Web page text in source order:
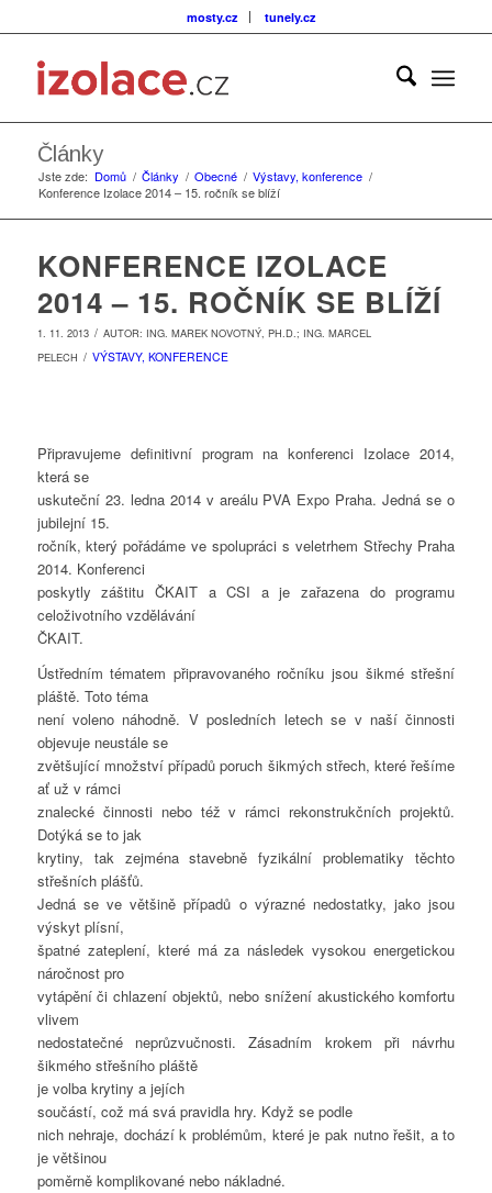
mosty.cz tunely.cz
Články
Jste zde: Domů / Články / Obecné / Výstavy, konference /
Konference Izolace 2014 – 15. ročník se blíží
KONFERENCE IZOLACE
2014 – 15. ROČNÍK SE BLÍŽÍ
1. 11. 2013 / AUTOR: ING. MAREK NOVOTNÝ, PH.D.; ING. MARCEL
PELECH / VÝSTAVY, KONFERENCE
Připravujeme definitivní program na konferenci Izolace 2014,
která se
uskuteční 23. ledna 2014 v areálu PVA Expo Praha. Jedná se o
jubilejní 15.
ročník, který pořádáme ve spolupráci s veletrhem Střechy Praha
2014. Konferenci
poskytly záštitu ČKAIT a CSI a je zařazena do programu
celoživotního vzdělávání
ČKAIT.
Ústředním tématem připravovaného ročníku jsou šikmé střešní
pláště. Toto téma
není voleno náhodně. V posledních letech se v naší činnosti
objevuje neustále se
zvětšující množství případů poruch šikmých střech, které řešíme
ať už v rámci
znalecké činnosti nebo též v rámci rekonstrukčních projektů.
Dotýká se to jak
krytiny, tak zejména stavebně fyzikální problematiky těchto
střešních plášťů.
Jedná se ve většině případů o výrazné nedostatky, jako jsou
výskyt plísní,
špatné zateplení, které má za následek vysokou energetickou
náročnost pro
vytápění či chlazení objektů, nebo snížení akustického komfortu
vlivem
nedostatečné neprůzvučnosti. Zásadním krokem při návrhu
šikmého střešního pláště
je volba krytiny a jejích
součástí, což má svá pravidla hry. Když se podle
nich nehraje, dochází k problémům, které je pak nutno řešit, a to
je většinou
poměrně komplikované nebo nákladné.